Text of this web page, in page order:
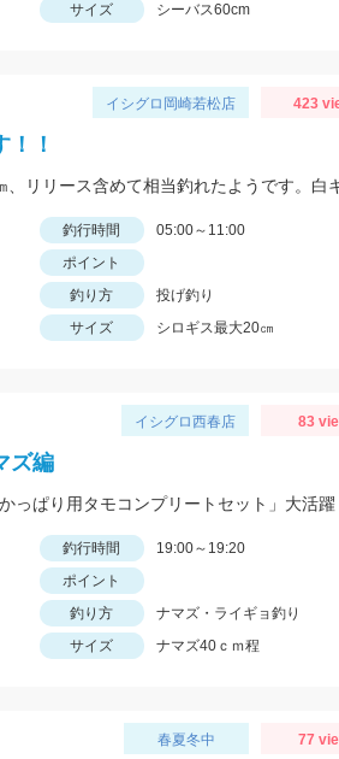
サイズ シーバス60cm
イシグロ岡崎若松店 423
！
釣行時間
05:00～11:00
ポイント
釣り方
投げ釣り
サイズ シロギス最大20㎝
イシグロ西春店 83
ズ編
ぱり用タモコンプリートセット」大活躍
釣行時間
19:00～19:20
ポイント
釣り方
ナマズ・ライギョ釣り
サイズ ナマズ40ｃｍ程
春夏冬中 77